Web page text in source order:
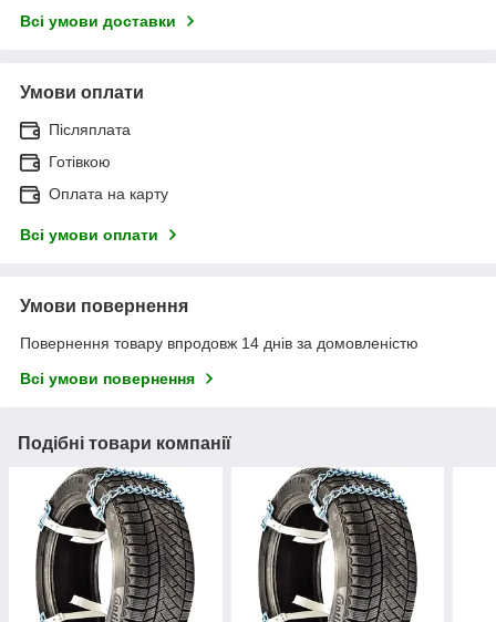
Всі умови доставки
Умови оплати
Післяплата
Готівкою
Оплата на карту
Всі умови оплати
Умови повернення
Повернення товару впродовж 14 днів за домовленістю
Всі умови повернення
Подібні товари компанії